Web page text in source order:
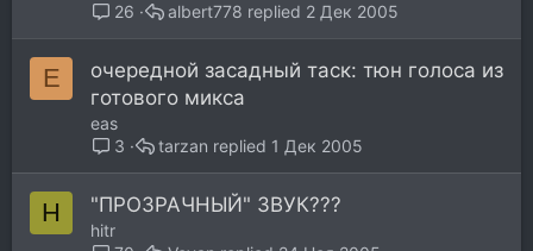
26
2 Дек 2005
albert778
E
очередной засадный таск: тюн голоса из
готового микса
eas
3
1 Дек 2005
tarzan
H "ПРОЗРАЧНЫЙ" ЗВУК???
hitr